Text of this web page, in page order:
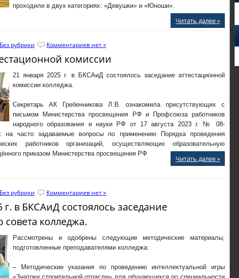
проходили в двух категориях: «Девушки» и «Юноши».
Читать далее »
Без рубрики Комментариев нет »
комиссии
21 января 2025 г. в БКСАиД состоялось заседание аттестационной
комиссии колледжа.
Секретарь АК Гребенникова Л.В. ознакомила присутствующих с
письмом Министерства просвещения РФ и Профсоюза работников
народного образования и науки РФ от 17 августа 2023 г. № 08-
на часто задаваемые вопросы по применению Порядка проведения
работников организаций, осуществляющих образовательную
приказом Министерства просвещения РФ
Читать далее »
Без рубрики Комментариев нет »
г. в БКСАиД состоялось заседание
совета колледжа.
Рассмотрены и одобрены следующие методические материалы,
подготовленные преподавателями колледжа:
– Методические указания по проведению интеллектуальной игры